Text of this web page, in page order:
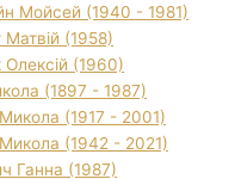
Мойсей (1940 - 1981)
Матвій (1958)
Олексій (1960)
(1897 - 1987)
(1917 - 2001)
(1942 - 2021)
Ганна (1987)